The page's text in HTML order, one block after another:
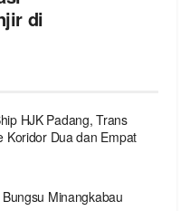
di
HJK Padang, Trans
Koridor Dua dan Empat
Minangkabau